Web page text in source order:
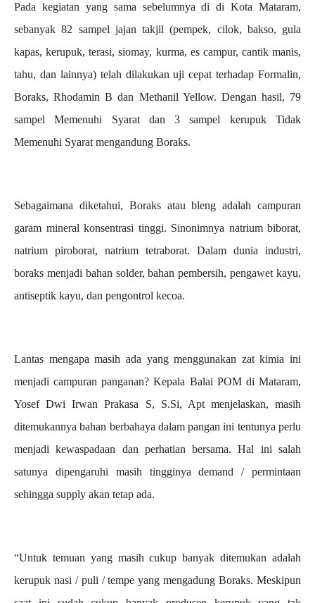
Pada kegiatan yang sama sebelumnya di di Kota Mataram,
sebanyak 82 sampel jajan takjil (pempek, cilok, bakso, gula
kapas, kerupuk, terasi, siomay, kurma, es campur, cantik manis,
tahu, dan lainnya) telah dilakukan uji cepat terhadap Formalin,
Boraks, Rhodamin B dan Methanil Yellow. Dengan hasil, 79
sampel Memenuhi Syarat dan 3 sampel kerupuk Tidak
Memenuhi Syarat mengandung Boraks.
Sebagaimana diketahui, Boraks atau bleng adalah campuran
garam mineral konsentrasi tinggi. Sinonimnya natrium biborat,
natrium piroborat, natrium tetraborat. Dalam dunia industri,
boraks menjadi bahan solder, bahan pembersih, pengawet kayu,
antiseptik kayu, dan pengontrol kecoa.
Lantas mengapa masih ada yang menggunakan zat kimia ini
menjadi campuran panganan? Kepala Balai POM di Mataram,
Yosef Dwi Irwan Prakasa S, S.Si, Apt menjelaskan, masih
ditemukannya bahan berbahaya dalam pangan ini tentunya perlu
menjadi kewaspadaan dan perhatian bersama. Hal ini salah
satunya dipengaruhi masih tingginya demand / permintaan
sehingga supply akan tetap ada.
“Untuk temuan yang masih cukup banyak ditemukan adalah
kerupuk nasi / puli / tempe yang mengadung Boraks. Meskipun